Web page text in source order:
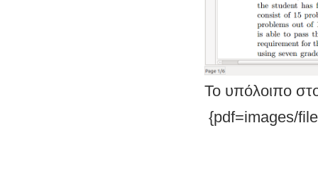
Το υπόλοιπο
{pdf=images/